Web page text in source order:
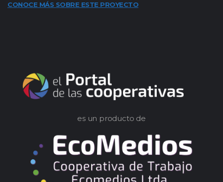
CONOCE MÁS SOBRE ESTE PROYECTO
es un producto de